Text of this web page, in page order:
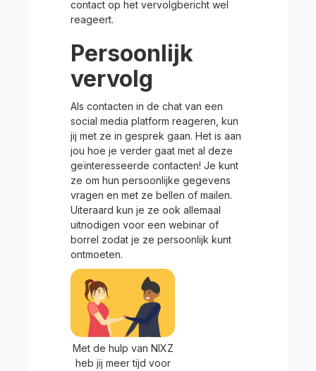
contact op het vervolgbericht wel
reageert.
Persoonlijk
vervolg
Als contacten in de chat van een
social media platform reageren, kun
jij met ze in gesprek gaan. Het is aan
jou hoe je verder gaat met al deze
geïnteresseerde contacten! Je kunt
ze om hun persoonlijke gegevens
vragen en met ze bellen of mailen.
Uiteraard kun je ze ook allemaal
uitnodigen voor een webinar of
borrel zodat je ze persoonlijk kunt
ontmoeten.
Met de hulp van NIXZ
heb jij meer tijd voor